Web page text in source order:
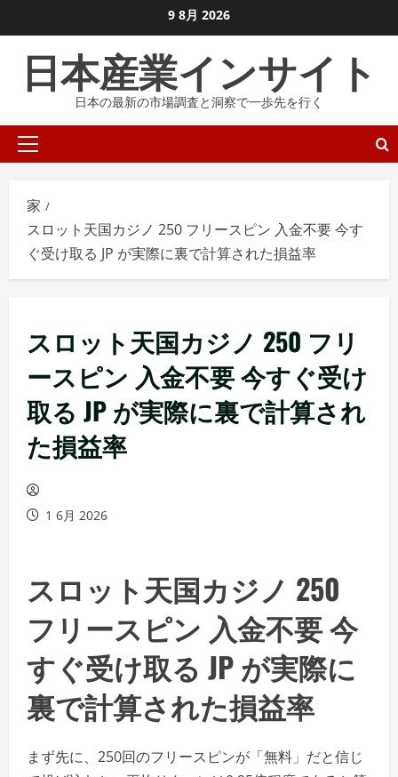
ン
に
ま
9 8月 2026
日本産業インサイト
日本の最新の市場調査と洞察で一歩先を行く
プ
イ
メ
ー
家
スロット天国カジノ 250 フリースピン 入金不要 今す
ぐ受け取る JP が実際に裏で計算された損益率
スロット天国カジノ 250 フリ
ースピン 入金不要 今すぐ受け
取る JP が実際に裏で計算され
た損益率
1 6月 2026
スロット天国カジノ 250
フリースピン 入金不要 今
すぐ受け取る JP が実際に
裏で計算された損益率
まず先に、250回のフリースピンが「無料」だと信じ